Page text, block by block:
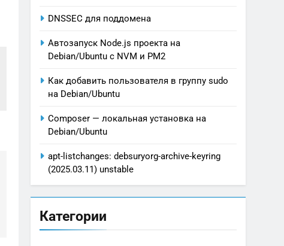
DNSSEC для поддомена
Автозапуск Node.js проекта на
Debian/Ubuntu с NVM и PM2
Как добавить пользователя в группу sudo
на Debian/Ubuntu
Composer — локальная установка на
Debian/Ubuntu
apt-listchanges: debsuryorg-archive-keyring
(2025.03.11) unstable
Категории